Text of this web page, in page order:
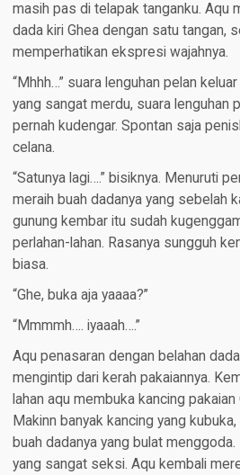
masih pas di telapak tanganku. Aqu
dada kiri Ghea dengan satu tangan,
memperhatikan ekspresi wajahnya.
“Mhhh…” suara lenguhan pelan
yang sangat merdu, suara lenguhan
pernah kudengar. Spontan saja
celana.
“Satunya lagi….” bisiknya. Menuruti
meraih buah dadanya yang sebelah
gunung kembar itu sudah
perlahan-lahan. Rasanya sungguh
biasa.
“Ghe, buka aja yaaaa?”
“Mmmmh…. iyaaah….”
Aqu penasaran dengan belahan
mengintip dari kerah pakaiannya.
lahan aqu membuka kancing
Makinn banyak kancing yang
buah dadanya yang bulat
yang sangat seksi. Aqu kembali